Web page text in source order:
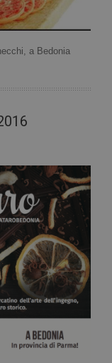
a Bedonia